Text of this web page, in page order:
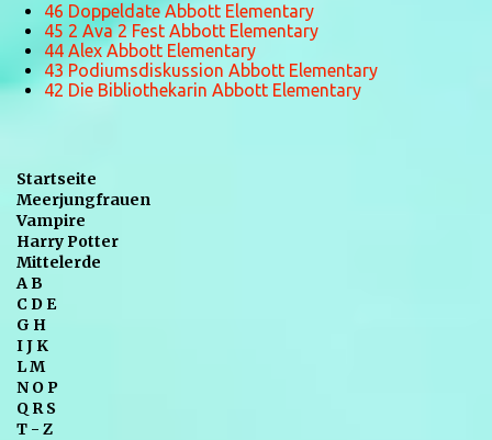
46 Doppeldate Abbott Elementary
45 2 Ava 2 Fest Abbott Elementary
44 Alex Abbott Elementary
43 Podiumsdiskussion Abbott Elementary
42 Die Bibliothekarin Abbott Elementary
Startseite
Meerjungfrauen
Vampire
Harry Potter
Mittelerde
A B
C D E
G H
I J K
L M
N O P
Q R S
T - Z